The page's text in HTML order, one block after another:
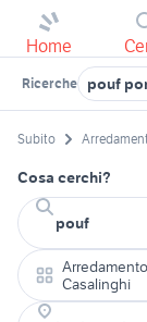
Home
Ricerche pouf
Subito
Cosa cerchi?
Casalinghi